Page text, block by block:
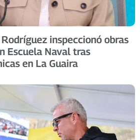
inspeccionó obras
Escuela Naval tras
en La Guaira